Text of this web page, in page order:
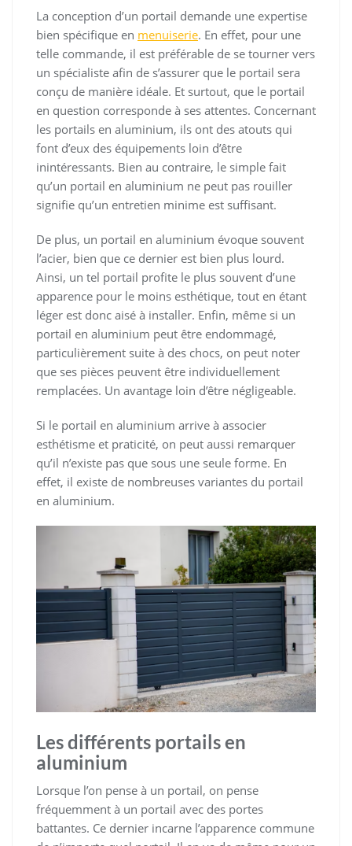
La conception d’un portail demande une expertise
bien spécifique en menuiserie. En effet, pour une
telle commande, il est préférable de se tourner vers
un spécialiste afin de s’assurer que le portail sera
conçu de manière idéale. Et surtout, que le portail
en question corresponde à ses attentes. Concernant
les portails en aluminium, ils ont des atouts qui
font d’eux des équipements loin d’être
inintéressants. Bien au contraire, le simple fait
qu’un portail en aluminium ne peut pas rouiller
signifie qu’un entretien minime est suffisant.
De plus, un portail en aluminium évoque souvent
l’acier, bien que ce dernier est bien plus lourd.
Ainsi, un tel portail profite le plus souvent d’une
apparence pour le moins esthétique, tout en étant
léger est donc aisé à installer. Enfin, même si un
portail en aluminium peut être endommagé,
particulièrement suite à des chocs, on peut noter
que ses pièces peuvent être individuellement
remplacées. Un avantage loin d’être négligeable.
Si le portail en aluminium arrive à associer
esthétisme et praticité, on peut aussi remarquer
qu’il n’existe pas que sous une seule forme. En
effet, il existe de nombreuses variantes du portail
en aluminium.
Les différents portails en
aluminium
Lorsque l’on pense à un portail, on pense
fréquemment à un portail avec des portes
battantes. Ce dernier incarne l’apparence commune